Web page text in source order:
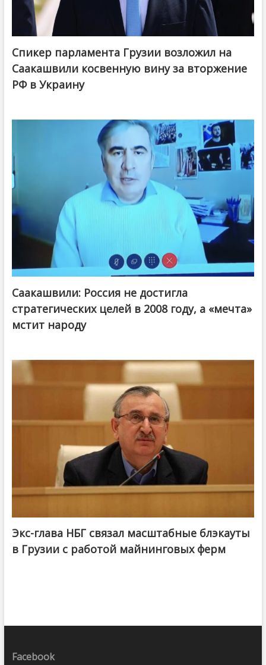
Спикер парламента Грузии возложил на
Саакашвили косвенную вину за вторжение
РФ в Украину
Саакашвили: Россия не достигла
стратегических целей в 2008 году, а «мечта»
мстит народу
Экс-глава НБГ связал масштабные блэкауты
в Грузии с работой майнинговых ферм
Facebook